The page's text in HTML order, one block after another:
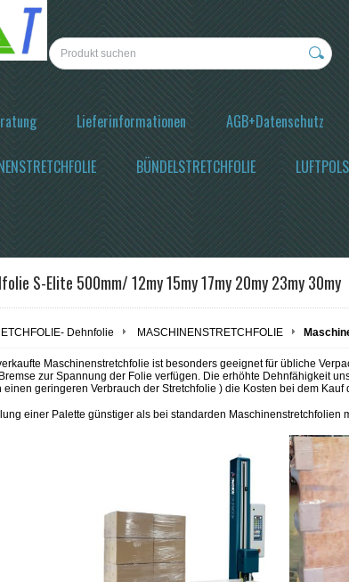
Lieferinformationen AGB+Datenschutz
BÜNDELSTRETCHFOLIE
S-Elite 500mm/ 12my 15my 17my 20my 23my 30my
Dehnfolie MASCHINENSTRETCHFOLIE
Maschinenstretchfolie ist besonders geeignet für übliche
zur Spannung der Folie verfügen. Die erhöhte Dehnfähigkeit
einen geringeren Verbrauch der Stretchfolie ) die Kosten bei dem
einer Palette günstiger als bei standarden Maschinenstretchfolien